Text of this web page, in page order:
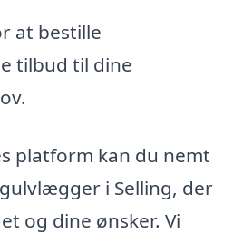
at bestille
tilbud til dine
platform kan du nemt
i Selling, der
og dine ønsker. Vi